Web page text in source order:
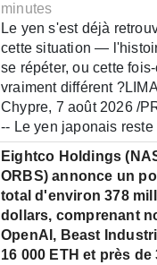
minutes
Le yen s'est déjà
cette situation —
se répéter, ou cette
vraiment différent
Chypre, 7 août 2026 /
-- Le yen japonais
Eightco Holdings
ORBS) annonce un
total d'environ 378
dollars, comprenant
OpenAI, Beast
16 000 ETH et près de